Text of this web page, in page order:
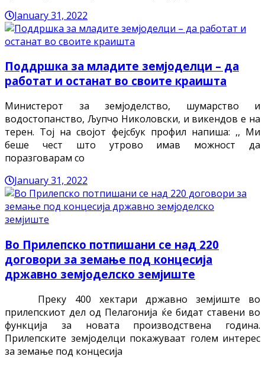
January 31, 2022
Поддршка за младите земјоделци – да
работат и останат во своите краишта
Министерот за земјоделство, шумарство и
водостопанство, Љупчо Николовски, и викендов е на
терен. Тој на својот фејсбук профил напиша: ,, Ми
беше чест што утрово имав можност да
поразговарам со
January 31, 2022
Во Прилепско потпишани се над 220
договори за земање под концесија
државно земјоделско земјиште
Преку 400 хектари државно земјиште во
прилепскиот дел од Пелагонија ќе бидат ставени во
функција за новата производствена година.
Прилепските земјоделци покажуваат голем интерес
за земање под концесија